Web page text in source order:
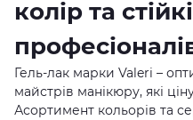
колір та
Гель-лак марки Valeri –
майстрів манікюру, які
Асортимент кольорів та